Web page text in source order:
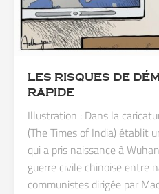
LES RISQUES DE
RAPIDE
Illustration : Dans la
(The Times of India) établit
qui a pris naissance à
guerre civile chinoise entre
communistes dirigée par